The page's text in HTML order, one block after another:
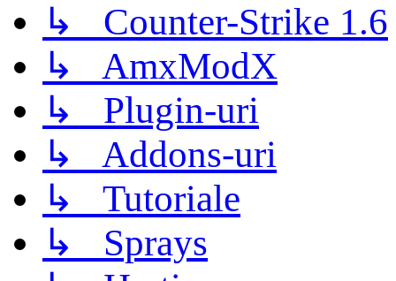
↳ Counter-Strike 1.6
↳ AmxModX
↳ Plugin-uri
↳ Addons-uri
↳ Tutoriale
↳ Sprays